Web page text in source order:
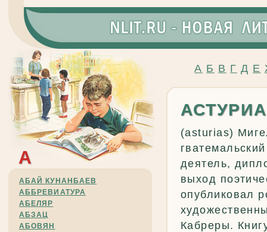
А
АБАЙ КУНАНБАЕВ
АББРЕВИАТУРА
АБЕЛЯР
АБЗАЦ
АБОВЯН
А Б В Г Д Е
(asturias)
деятель,
выход
опубликовал
Кабреры.